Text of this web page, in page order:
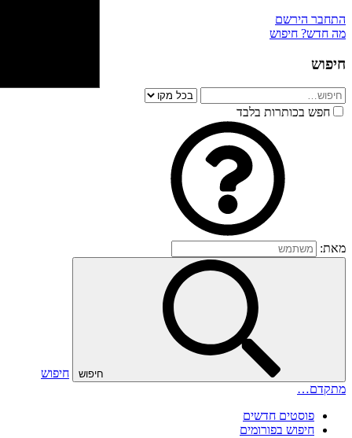
התחבר הירשם
מה חדש? חיפוש
חיפוש
חפש בכותרות בלבד
מאת:
חיפוש
חיפוש
מתקדם…
פוסטים חדשים
חיפוש בפורומים